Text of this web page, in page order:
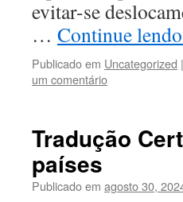
evitar-se
… Continue lendo
Publicado em Uncategorized |
um comentário
Tradução
países
Publicado em agosto 30,